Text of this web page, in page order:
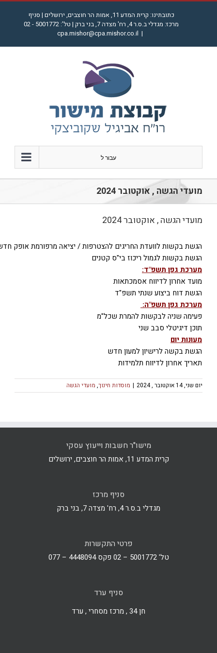
דלג
כתובתינו: קרית המדע 11, אמות הר חוצבים, ירושלים | סניף
מרכז: מגדלי ב.ס.ר 4, רח' מצדה 7, בני ברק | טל': 5001772 - 02
|
cpa.mishor@cpa.mishor.co.il
עבור ל
מועדי הגשה , אוקטובר 2024
מועדי הגשה , אוקטובר 2024
הגשת בקשות לוועדת החריגים להצטרפות / יציאה מרפורמת אופק
הגשת בקשות לגמול ריכוז בי"ס קטנים
מערכת גפן תשפ"ד:
מועד אחרון לדיווח אסמכתאות
הגשת דוח ביצוע שנתי תשפ"ד
מערכת גפן תשפ"ה:
פעימה שניה לבקשות להמרת שכל"מ
תוכן דיגיטלי סבב שני
מעונות יום
הגשת בקשה לרישיון למעון חדש
תאריך אחרון לדיווח תלמידות
יום שני, 14 אוקטובר , 2024 | מוסדות חינוך, מועדי הגשה
מישו"ר חשבות וייעוץ עסקי
קרית המדע 11, אמות הר חוצבים, ירושלים
סניף מרכז
מגדלי ב.ס.ר 4, רח' מצדה 7, בני ברק
פרטי התקשרות
טל' 5001772 – 02 פקס 4448094 – 077
סניף ערד
חן 34 , מרכז מסחרי , ערד